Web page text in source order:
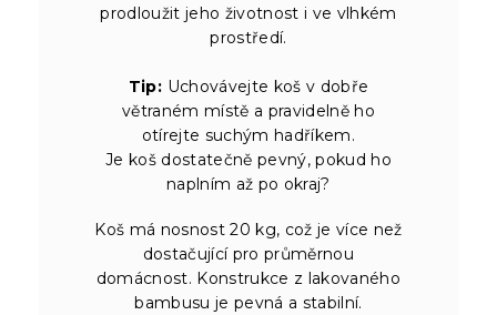
prodloužit jeho životnost i ve vlhkém
prostředí.
Tip: Uchovávejte koš v dobře
větraném místě a pravidelně ho
otírejte suchým hadříkem.
Je koš dostatečně pevný, pokud ho
naplním až po okraj?
Koš má nosnost 20 kg, což je více než
dostačující pro průměrnou
domácnost. Konstrukce z lakovaného
bambusu je pevná a stabilní.